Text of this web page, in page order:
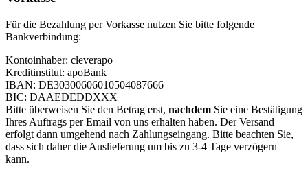
Für die Bezahlung per Vorkasse nutzen Sie bitte folgende
Bankverbindung:
Kontoinhaber: cleverapo
Kreditinstitut: apoBank
IBAN: DE30300606010504087666
BIC: DAAEDEDDXXX
Bitte überweisen Sie den Betrag erst, nachdem Sie eine Bestätigung
Ihres Auftrags per Email von uns erhalten haben. Der Versand
erfolgt dann umgehend nach Zahlungseingang. Bitte beachten Sie,
dass sich daher die Auslieferung um bis zu 3-4 Tage verzögern
kann.